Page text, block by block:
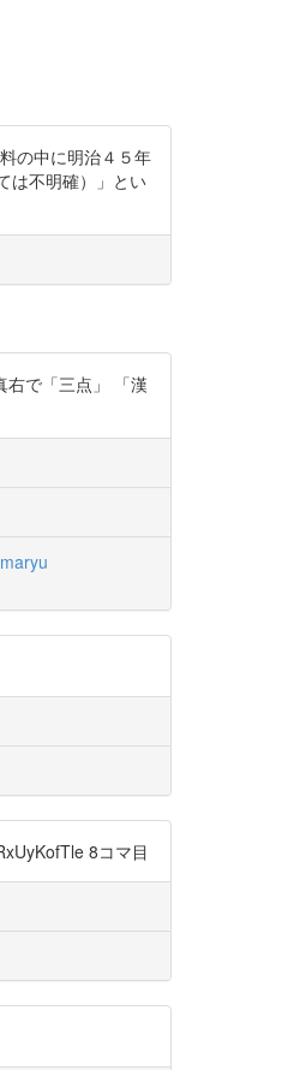
の中に明治４５年
不明確）」とい
右で「三点」 「漢
8コマ目